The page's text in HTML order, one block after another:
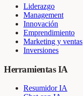
Liderazgo
Management
Innovación
Emprendimiento
Marketing y ventas
Inversiones
Herramientas IA
Resumidor IA